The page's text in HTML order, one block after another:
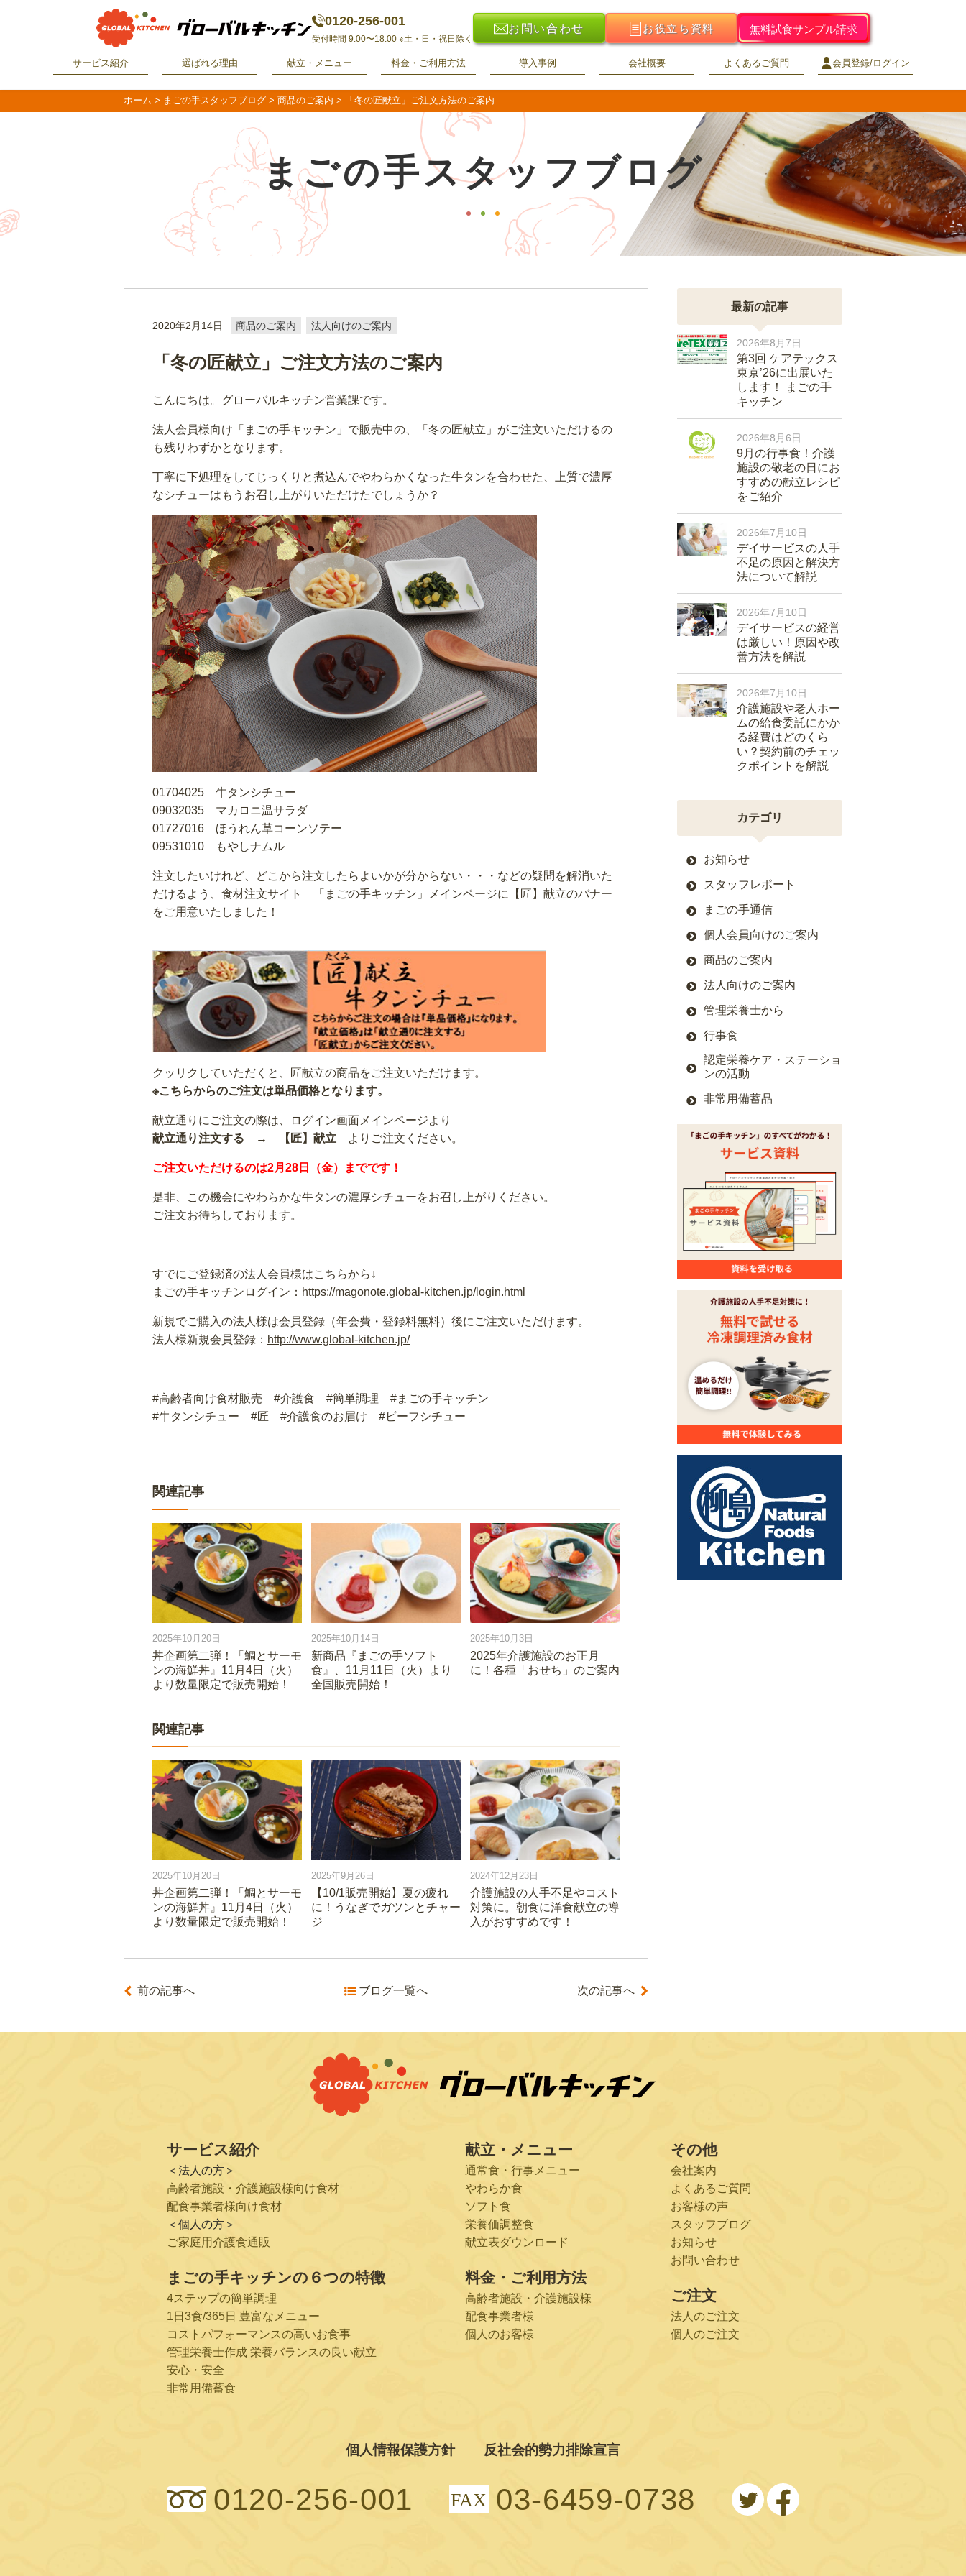
0120-256-001
受付時間 9:00〜18:00 ※土・日・祝日除く
お問い合わせ お役立ち資料 無料試食サンプル請求
サービス紹介 選ばれる理由 献立・メニュー 料金・ご利用方法 導入事例 会社概要 よくあるご質問 会員登録/ログイン
ホーム > まごの手スタッフブログ > 商品のご案内 > 「冬の匠献立」ご注文方法のご案内
まごの手スタッフブログ
2020年2月14日 商品のご案内 法人向けのご案内
「冬の匠献立」ご注文方法のご案内
こんにちは。グローバルキッチン営業課です。
法人会員様向け「まごの手キッチン」で販売中の、「冬の匠献立」がご注文いただけるの
も残りわずかとなります。
丁寧に下処理をしてじっくりと煮込んでやわらかくなった牛タンを合わせた、上質で濃厚
なシチューはもうお召し上がりいただけたでしょうか？
01704025 牛タンシチュー
09032035 マカロニ温サラダ
01727016 ほうれん草コーンソテー
09531010 もやしナムル
注文したいけれど、どこから注文したらよいかが分からない・・・などの疑問を解消いた
だけるよう、食材注文サイト 「まごの手キッチン」メインページに【匠】献立のバナー
をご用意いたしました！
クッリクしていただくと、匠献立の商品をご注文いただけます。
※こちらからのご注文は単品価格となります。
献立通りにご注文の際は、ログイン画面メインページより
献立通り注文する → 【匠】献立 よりご注文ください。
ご注文いただけるのは2月28日（金）までです！
是非、この機会にやわらかな牛タンの濃厚シチューをお召し上がりください。
ご注文お待ちしております。
すでにご登録済の法人会員様はこちらから↓
まごの手キッチンログイン： https://magonote.global-kitchen.jp/login.html
新規でご購入の法人様は会員登録（年会費・登録料無料）後にご注文いただけます。
法人様新規会員登録： http://www.global-kitchen.jp/
#高齢者向け食材販売 #介護食 #簡単調理 #まごの手キッチン
#牛タンシチュー #匠 #介護食のお届け #ビーフシチュー
関連記事
2025年10月20日
丼企画第二弾！「鯛とサーモ
ンの海鮮丼』11月4日（火）
より数量限定で販売開始！
2025年10月14日
新商品『まごの手ソフト
食』、11月11日（火）より
全国販売開始！
2025年10月3日
2025年介護施設のお正月
に！各種「おせち」のご案内
関連記事
2025年10月20日
丼企画第二弾！「鯛とサーモ
ンの海鮮丼』11月4日（火）
より数量限定で販売開始！
2025年9月26日
【10/1販売開始】夏の疲れ
に！うなぎでガツンとチャー
ジ
2024年12月23日
介護施設の人手不足やコスト
対策に。朝食に洋食献立の導
入がおすすめです！
前の記事へ ブログ一覧へ 次の記事へ
最新の記事
2026年8月7日
第3回 ケアテックス
東京’26に出展いた
します！ まごの手
キッチン
2026年8月6日
9月の行事食！介護
施設の敬老の日にお
すすめの献立レシピ
をご紹介
2026年7月10日
デイサービスの人手
不足の原因と解決方
法について解説
2026年7月10日
デイサービスの経営
は厳しい！原因や改
善方法を解説
2026年7月10日
介護施設や老人ホー
ムの給食委託にかか
る経費はどのくら
い？契約前のチェッ
クポイントを解説
カテゴリ
お知らせ
スタッフレポート
まごの手通信
個人会員向けのご案内
商品のご案内
法人向けのご案内
管理栄養士から
行事食
認定栄養ケア・ステーショ
ンの活動
非常用備蓄品
サービス紹介
＜法人の方＞
高齢者施設・介護施設様向け食材
配食事業者様向け食材
＜個人の方＞
ご家庭用介護食通販
まごの手キッチンの６つの特徴
4ステップの簡単調理
1日3食/365日 豊富なメニュー
コストパフォーマンスの高いお食事
管理栄養士作成 栄養バランスの良い献立
安心・安全
非常用備蓄食
献立・メニュー
通常食・行事メニュー
やわらか食
ソフト食
栄養価調整食
献立表ダウンロード
料金・ご利用方法
高齢者施設・介護施設様
配食事業者様
個人のお客様
その他
会社案内
よくあるご質問
お客様の声
スタッフブログ
お知らせ
お問い合わせ
ご注文
法人のご注文
個人のご注文
個人情報保護方針 反社会的勢力排除宣言
0120-256-001 FAX 03-6459-0738